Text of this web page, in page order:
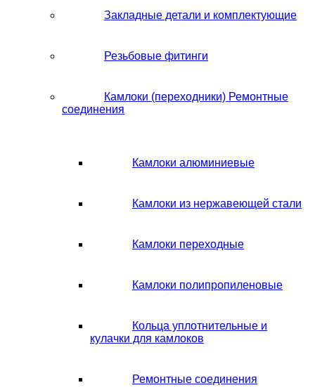
Закладные детали и комплектующие
Резьбовые фитинги
Камлоки (переходники) Ремонтные
соединения
Камлоки алюминиевые
Камлоки из нержавеющей стали
Камлоки переходные
Камлоки полипропиленовые
Кольца уплотнительные и
кулачки для камлоков
Ремонтные соединения